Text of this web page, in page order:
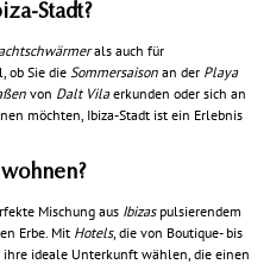
Stadt?
als auch für
ob Sie die Sommersaison an der Playa
von Dalt Vilaerkunden oder sich an
möchten, Ibiza-Stadt ist ein Erlebnis
Mischung aus Ibizas pulsierendem
Erbe. Mit Hotels, die von Boutique- bis
ihre ideale Unterkunft wählen, die einen